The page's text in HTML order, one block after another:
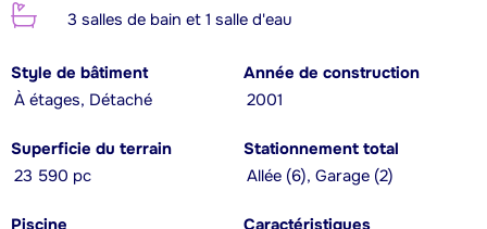
3 salles de bain et 1 salle d'eau
Style de bâtiment
À étages, Détaché
Année de construction
2001
Superficie du terrain
23 590 pc
Stationnement total
Allée (6), Garage (2)
Piscine
Caractéristiques